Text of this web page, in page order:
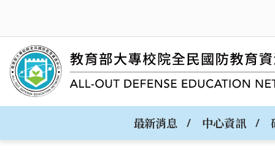
最新消息 中心資訊